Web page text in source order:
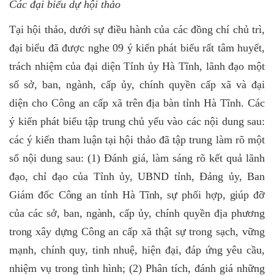
Các đại biểu dự hội thảo
Tại hội thảo, dưới sự điều hành của các đồng chí chủ trì,
đại biểu đã được nghe 09 ý kiến phát biểu rất tâm huyết,
trách nhiệm của đại diện Tỉnh ủy Hà Tĩnh, lãnh đạo một
số sở, ban, ngành, cấp ủy, chính quyền cấp xã và đại
diện cho Công an cấp xã trên địa bàn tỉnh Hà Tĩnh. Các
ý kiến phát biểu tập trung chủ yếu vào các nội dung sau:
các ý kiến tham luận tại hội thảo đã tập trung làm rõ một
số nội dung sau: (1) Đánh giá, làm sáng rõ kết quả lãnh
đạo, chỉ đạo của Tỉnh ủy, UBND tỉnh, Đảng ủy, Ban
Giám đốc Công an tỉnh Hà Tĩnh, sự phối hợp, giúp đỡ
của các sở, ban, ngành, cấp ủy, chính quyền địa phương
trong xây dựng Công an cấp xã thật sự trong sạch, vững
mạnh, chính quy, tinh nhuệ, hiện đại, đáp ứng yêu cầu,
nhiệm vụ trong tình hình; (2) Phân tích, đánh giá những